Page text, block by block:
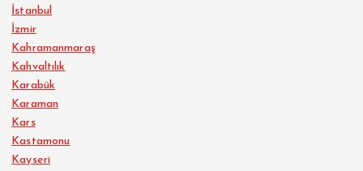
İstanbul
İzmir
Kahramanmaraş
Kahvaltılık
Karabük
Karaman
Kars
Kastamonu
Kayseri